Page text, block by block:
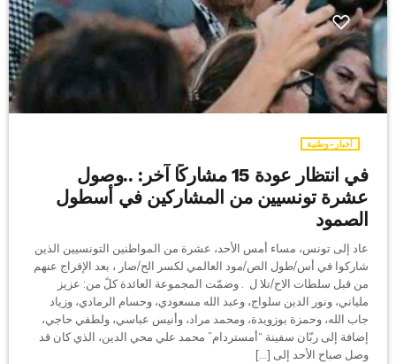
أخبار-وطنية
في انتظار عودة 15 مشاركًا آخر: ..وصول
عشرة تونسيين من المشاركين في أسطول
الصمود
عاد إلى تونس، مساء أمس الأحد، عشرة من المواطنين التونسيين الذين
شاركوا في أس/طول الص/مود العالمي لكسر الح/صار ، بعد الإفراج عنهم
من قبل سلطات الاح/تلا ل . وضمّت المجموعة العائدة كلً من: عزيز
ملياني، ونور الدين سلواج، وعبد الله مسعودي، وحسام الرمادي، وزياد
جاب الله، وحمزة بوزويدة، ومحمد مراد، وأنيس عباسي، ولطفي حاجي،
إضافة إلى ربّان سفينة “أمستردام” محمد علي محي الدين، الذي كان قد
وصل صباح الأحد إلى […]